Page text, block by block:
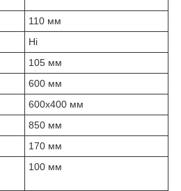
110 мм
Ні
105 мм
600 мм
600х400 мм
850 мм
170 мм
100 мм